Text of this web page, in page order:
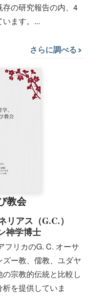
の研究報告の内、4
ます。...
さらに調べる
教会
リアス（G.C.）
神学博士
フリカのG. C. オーサ
ー教、儒教、ユダヤ
宗教的伝統と比較し
を提供していま